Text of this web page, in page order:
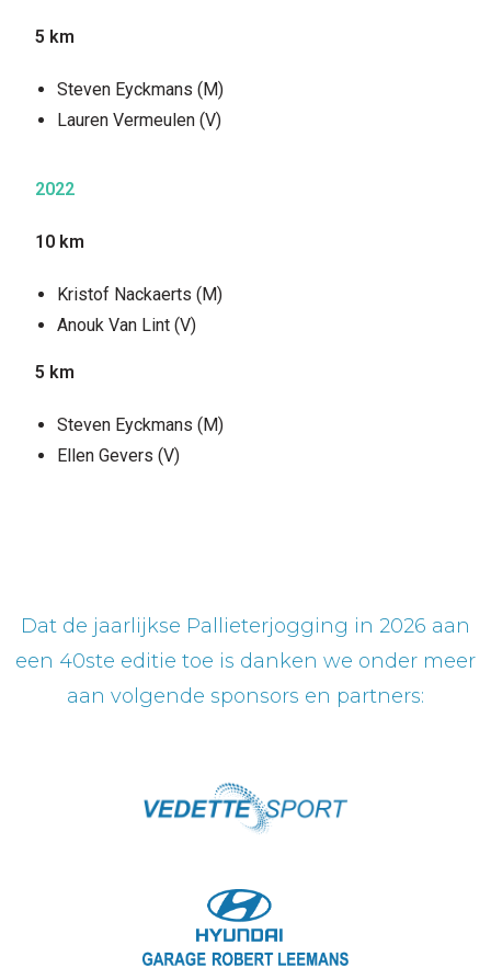
5 km
Steven Eyckmans (M)
Lauren Vermeulen (V)
2022
10 km
Kristof Nackaerts (M)
Anouk Van Lint (V)
5 km
Steven Eyckmans (M)
Ellen Gevers (V)
Dat de jaarlijkse Pallieterjogging in 2026 aan
een 40ste editie toe is danken we onder meer
aan volgende sponsors en partners: